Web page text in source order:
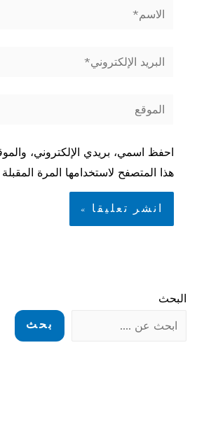
الاسم*
البريد
الموقع
احفظ اسمي، بريدي الإلكتروني،
هذا المتصفح لاستخدامها المرة
البحث
بحث